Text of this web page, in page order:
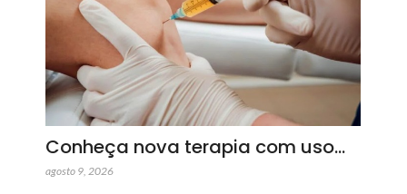
Conheça nova terapia com uso…
agosto 9, 2026